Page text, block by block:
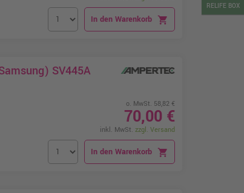
RELIFE BOX
In den Warenkorb shopping_cart
SV445A
o. MwSt. 58,82 €
70,00 €
inkl. MwSt. zzgl. Versand
In den Warenkorb shopping_cart